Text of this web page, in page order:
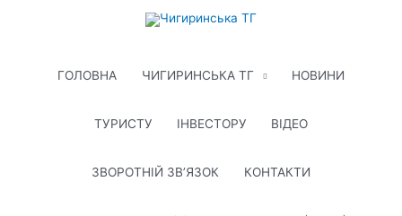
ГОЛОВНА
ЧИГИРИНСЬКА ТГ НОВИНИ
ТУРИСТУ ІНВЕСТОРУ ВІДЕО
ЗВОРОТНІЙ ЗВ’ЯЗОК КОНТАКТИ